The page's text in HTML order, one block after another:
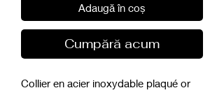
Adaugă în coș
Cumpără acum
Collier en acier inoxydable plaqué or